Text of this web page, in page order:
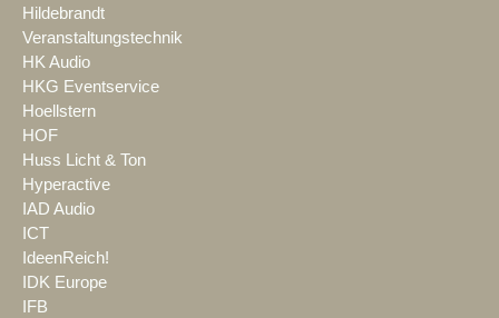
Hildebrandt
Veranstaltungstechnik
HK Audio
HKG Eventservice
Hoellstern
HOF
Huss Licht & Ton
Hyperactive
IAD Audio
ICT
IdeenReich!
IDK Europe
IFB